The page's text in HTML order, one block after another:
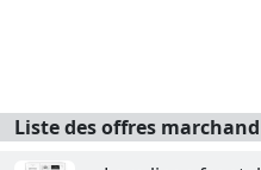
Liste des offres marchand